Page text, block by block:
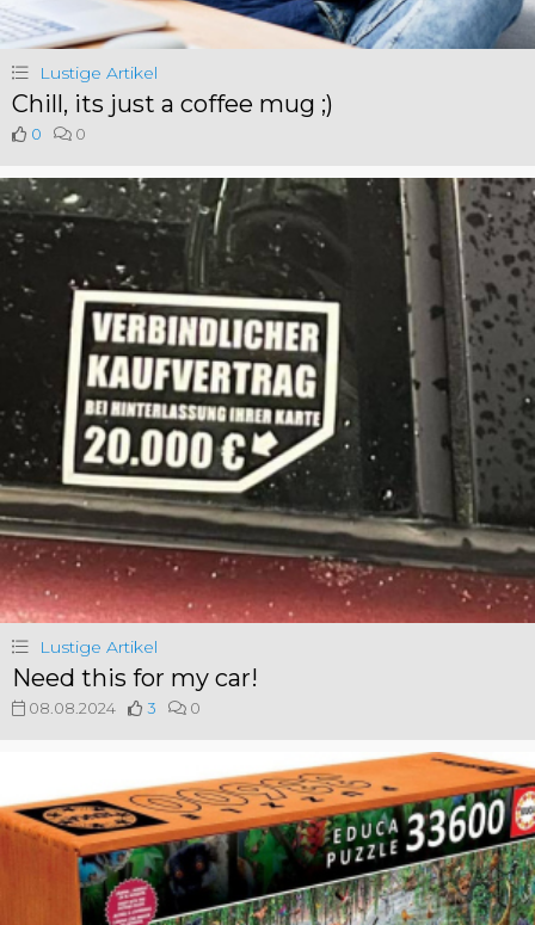
Lustige Artikel
Chill, its just a coffee mug ;)
0 0
Lustige Artikel
Need this for my car!
08.08.2024 3 0